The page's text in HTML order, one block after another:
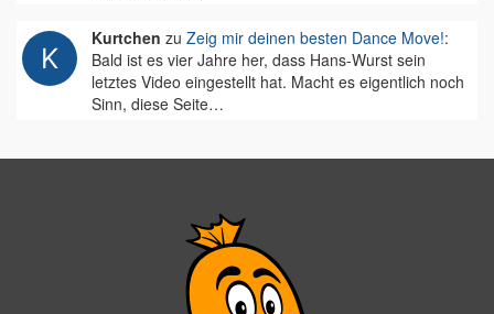
Kurtchen zu Zeig mir deinen besten Dance Move!:
Bald ist es vier Jahre her, dass Hans-Wurst sein
letztes Video eingestellt hat. Macht es eigentlich noch
Sinn, diese Seite…